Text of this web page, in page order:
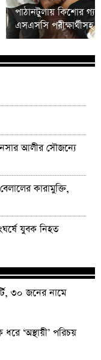
পাঠানটুলায় কিশোর
এসএসসি
আলীর সৌজন্যে
কারামুক্তি,
যুবক নিহত
৩০ জনের নামে
‘অস্থায়ী’ পরিচয়